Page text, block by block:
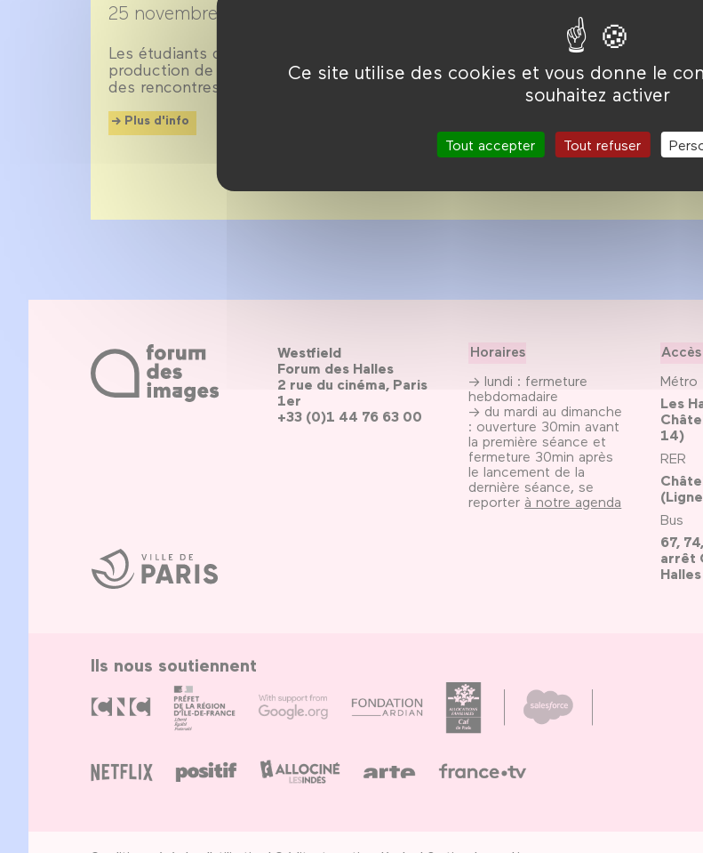
Ce site utilise des cookies et vous donne le
souhaitez activer
Tout accepter Tout refuser
25 novembre 2021 →
Les étudiants du Master professionnel scénario-réalisation-
production de l’université Paris 1 Panthéon-Sorbonne animent
des rencontres avec des invités de marque.
Plus d'info
Ville
de
Paris
Westfield
Forum des Halles
2 rue du cinéma, Paris
1er
+33 (0)1 44 76 63 00
Horaires
→ lundi : fermeture
hebdomadaire
→ du mardi au dimanche
: ouverture 30min avant
la première séance et
fermeture 30min après
le lancement de la
dernière séance, se
reporter à notre agenda
Accès
Métro
Les
14)
RER
Bus
67,
arrêt
Halles
Ils nous soutiennent